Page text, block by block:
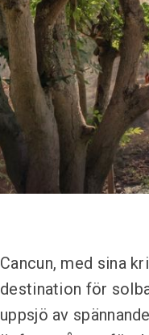
Cancun, med sina
destination för
uppsjö av